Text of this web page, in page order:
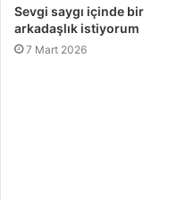
Sevgi saygı içinde bir
arkadaşlık istiyorum
7 Mart 2026